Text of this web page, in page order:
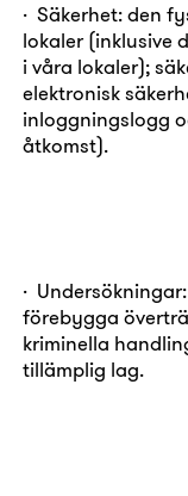
· Säkerhet:den
lokaler (inklusive
i våra lokaler);
elektronisk
inloggningslogg
åtkomst).
· Undersökningar:
förebygga
kriminella
tillämplig lag.